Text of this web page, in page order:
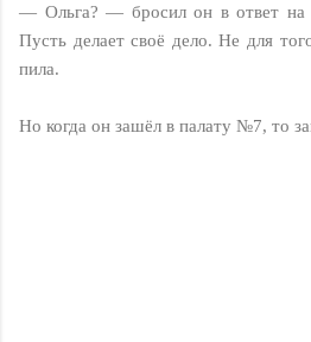
— Ольга? — бросил он в ответ на
Пусть делает своё дело. Не для
пила.
Но когда он зашёл в палату №7, то